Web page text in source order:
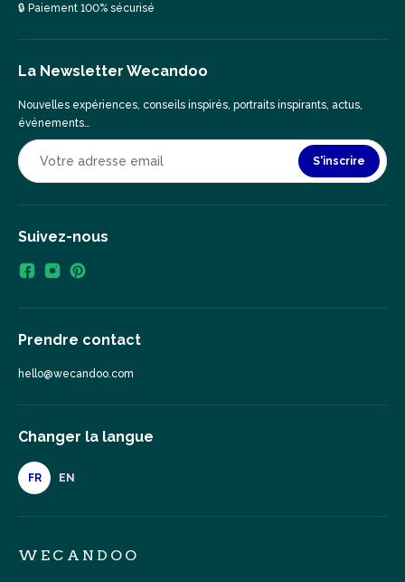
🔒 Paiement 100% sécurisé
La Newsletter Wecandoo
Nouvelles expériences, conseils inspirés, portraits inspirants, actus,
événements…
S'inscrire
Suivez-nous
Prendre contact
hello@wecandoo.com
Changer la langue
FR EN
WECANDOO